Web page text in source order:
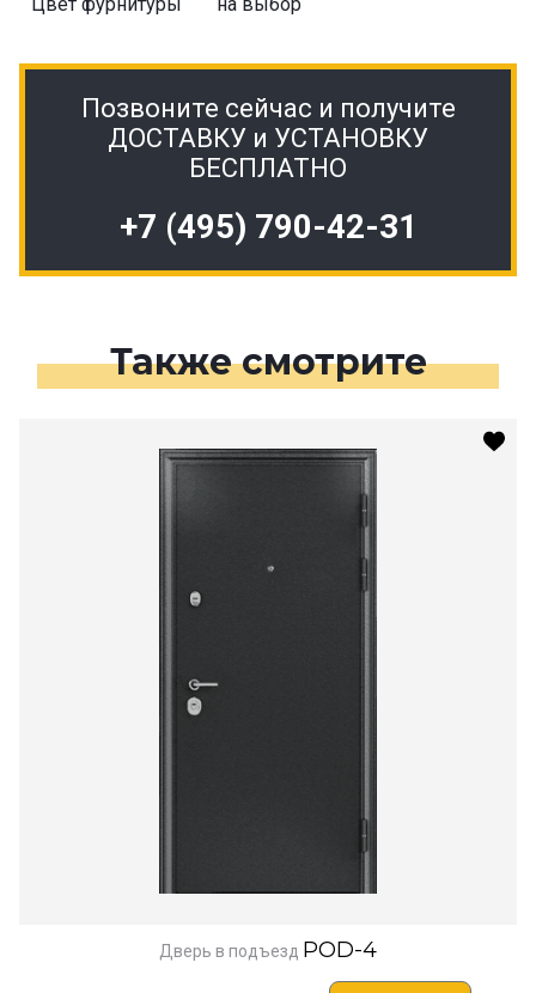
Позвоните сейчас и получите
ДОСТАВКУ и УСТАНОВКУ
БЕСПЛАТНО
+7 (495) 790-42-31
Также смотрите
Дверь в подъезд POD-4